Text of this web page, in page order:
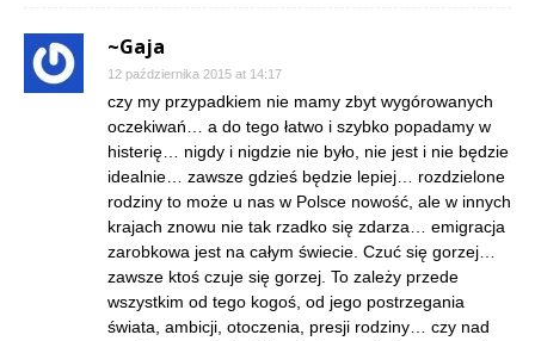
~Gaja
12 października 2015 at 14:17
czy my przypadkiem nie mamy zbyt wygórowanych
oczekiwań… a do tego łatwo i szybko popadamy w
histerię… nigdy i nigdzie nie było, nie jest i nie będzie
idealnie… zawsze gdzieś będzie lepiej… rozdzielone
rodziny to może u nas w Polsce nowość, ale w innych
krajach znowu nie tak rzadko się zdarza… emigracja
zarobkowa jest na całym świecie. Czuć się gorzej…
zawsze ktoś czuje się gorzej. To zależy przede
wszystkim od tego kogoś, od jego postrzegania
świata, ambicji, otoczenia, presji rodziny… czy nad